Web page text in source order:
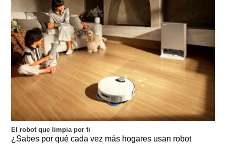
El robot que limpia por ti
¿Sabes por qué cada vez más hogares usan robot